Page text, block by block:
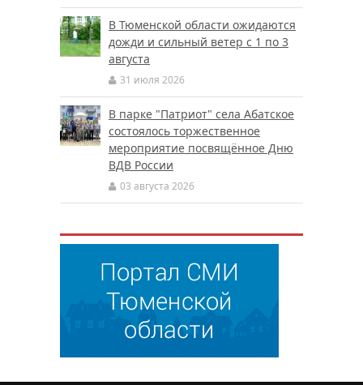
В Тюменской области ожидаются
дожди и сильный ветер с 1 по 3
августа
31 июля 2026
В парке "Патриот" села Абатское
состоялось торжественное
мероприятие посвящённое Дню
ВДВ России
03 августа 2026